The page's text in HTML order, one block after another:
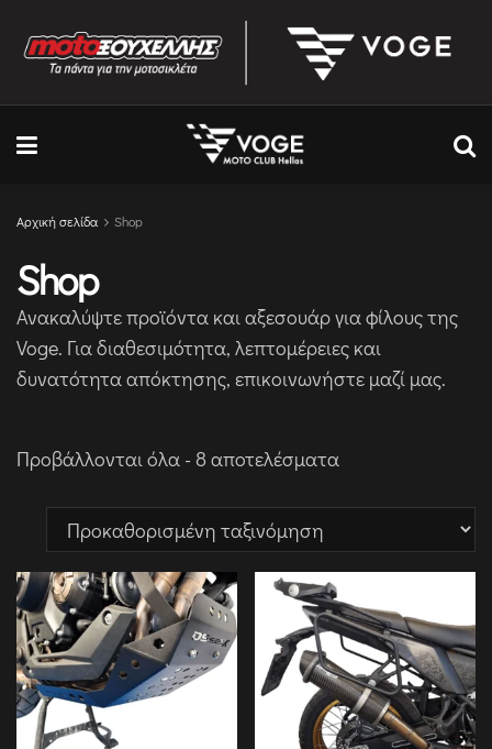
Αρχική σελίδα Shop
Shop
Ανακαλύψτε προϊόντα και αξεσουάρ για φίλους της
Voge. Για διαθεσιμότητα, λεπτομέρειες και
δυνατότητα απόκτησης, επικοινωνήστε μαζί μας.
Προβάλλονται όλα - 8 αποτελέσματα